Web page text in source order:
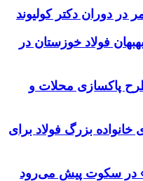
در دوران دکتر کولیوند
فولاد خوزستان در
در طرح پاکسازی محلات و
بزرگ فولاد برای
در سکوت پیش می‌رود